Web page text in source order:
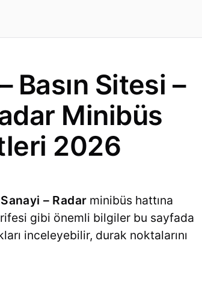
Sitesi –
Minibüs
2026
– Radar minibüs hattına
gibi önemli bilgiler bu sayfada
inceleyebilir, durak noktalarını